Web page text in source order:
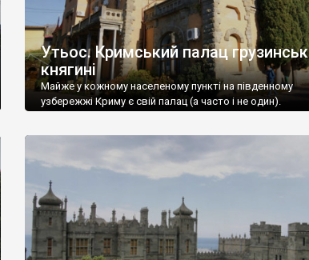
Утьос. Кримський палац
княгині
Майже у кожному населеному пункті на південному
узбережжі Криму є свій палац (а часто і не один).